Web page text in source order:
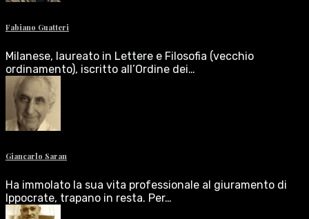
Fabiano Guatteri
Milanese, laureato in Lettere e Filosofia (vecchio
ordinamento), iscritto all’Ordine dei…
Giancarlo Saran
Ha immolato la sua vita professionale al giuramento di
Ippocrate, trapano in resta. Per…